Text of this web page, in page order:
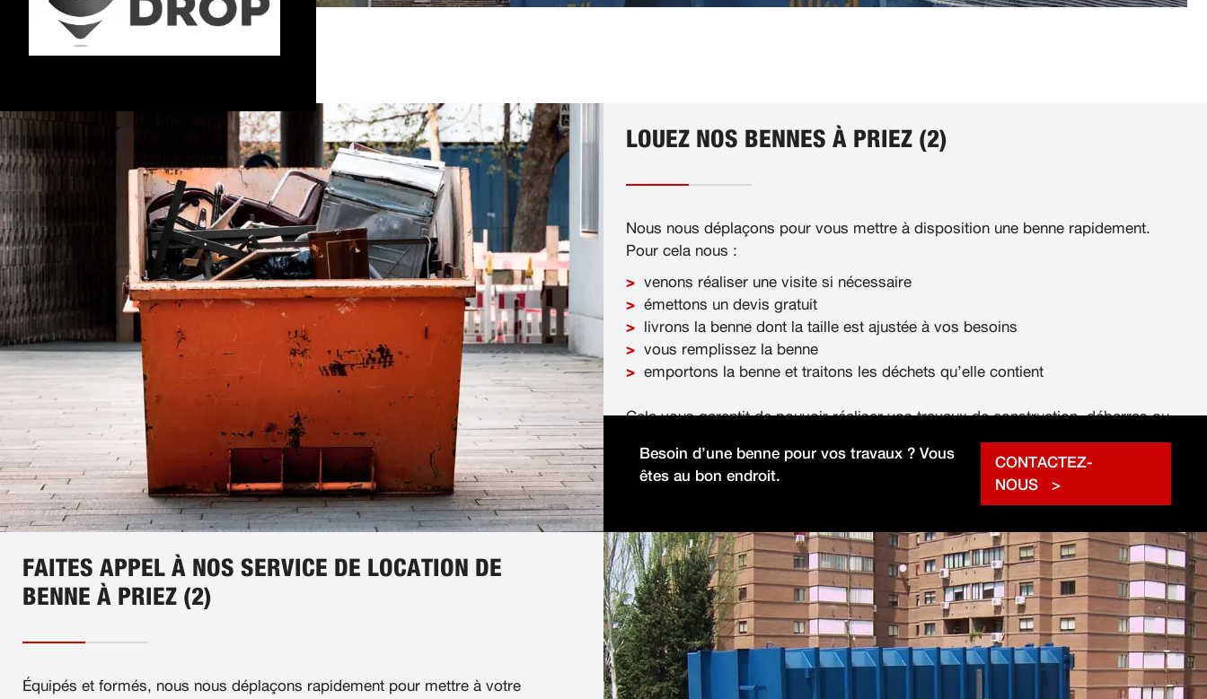
LOUEZ NOS BENNES À PRIEZ (2)
Nous nous déplaçons pour vous mettre à disposition une benne rapidement.
Pour cela nous :
venons réaliser une visite si nécessaire
émettons un devis gratuit
livrons la benne dont la taille est ajustée à vos besoins
vous remplissez la benne
emportons la benne et traitons les déchets qu’elle contient
Cela vous garantit de pouvoir réaliser vos travaux de construction, débarras ou
Besoin d’une benne pour vos travaux ? Vous
êtes au bon endroit.
CONTACTEZ-
NOUS
FAITES APPEL À NOS SERVICE DE LOCATION DE
BENNE À PRIEZ (2)
Équipés et formés, nous nous déplaçons rapidement pour mettre à votre